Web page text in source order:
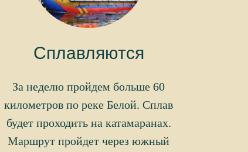
Сплавляются
За неделю пройдем больше 60
километров по реке Белой. Сплав
будет проходить на катамаранах.
Маршрут пройдет через южный